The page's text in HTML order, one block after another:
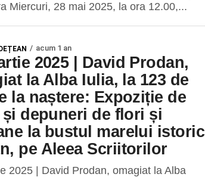
Miercuri, 28 mai 2025, la ora 12.00,...
acum 1 an
2025 | David Prodan,
la Alba Iulia, la 123 de
la naștere: Expoziție de
și depuneri de flori și
la bustul marelui istoric
pe Aleea Scriitorilor
2025 | David Prodan, omagiat la Alba